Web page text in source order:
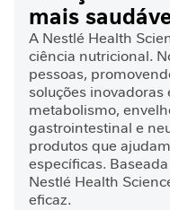
C
i
c
a
t
r
i
z
a
Resultados
Edson Janaudis
NUTREN JUST
PROTEIN
100%
ótimo
mais
A Nestlé Health
ciência nutricional.
pessoas,
soluções inovadoras
metabolismo,
gastrointestinal e
produtos que
específicas.
Nestlé Health
eficaz.